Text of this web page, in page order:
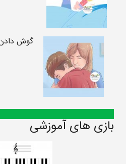
گوش
بازی های آموزشی